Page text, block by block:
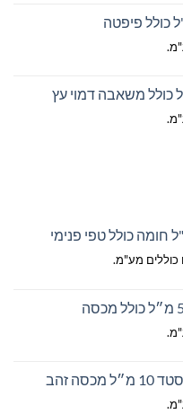
כוללים מע"מ.
זהב